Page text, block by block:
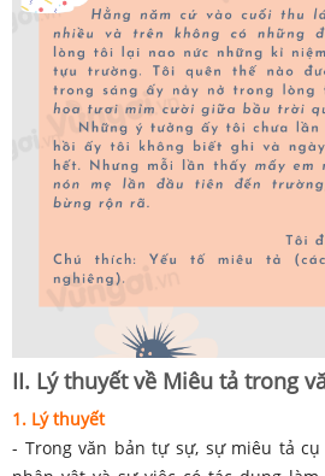
II. Lý thuyết về Miêu tả trong
1. Lý thuyết
- Trong văn bản tự sự, sự miêu tả